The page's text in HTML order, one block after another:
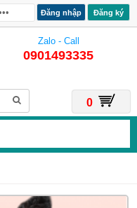
Đăng ký
Zalo - Call
0901493335
0